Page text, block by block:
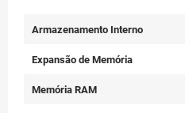
Armazenamento Interno
Expansão de Memória
Memória RAM